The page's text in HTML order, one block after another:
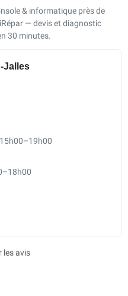
& informatique près de
— devis et diagnostic
30 minutes.
Jalles
les avis